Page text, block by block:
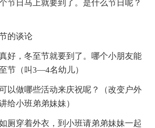
节日马上就要到了。是什么节日呢？
的谈论
好，冬至节就要到了。哪个小朋友能
节（叫3—4名幼儿）
以做哪些活动来庆祝呢？（改变户外
给小班弟弟妹妹）
如厕穿着外衣，到小班请弟弟妹妹一起